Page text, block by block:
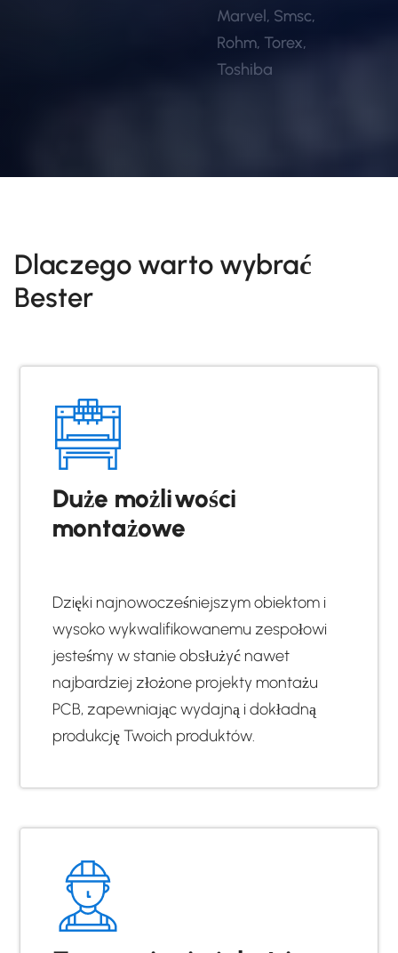
Marvel, Smsc,
Rohm, Torex,
Toshiba
Dlaczego warto wybrać
Bester
Duże możliwości
montażowe
Dzięki najnowocześniejszym obiektom i
wysoko wykwalifikowanemu zespołowi
jesteśmy w stanie obsłużyć nawet
najbardziej złożone projekty montażu
PCB, zapewniając wydajną i dokładną
produkcję Twoich produktów.